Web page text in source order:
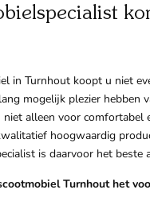
in Turnhout koopt u niet
mogelijk plezier hebben
niet alleen voor comfortabel
hoogwaardig
is daarvoor het beste
Turnhout het